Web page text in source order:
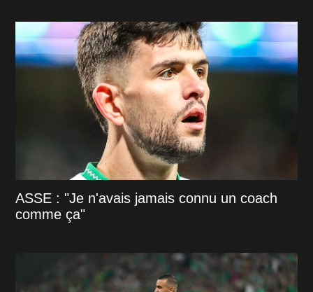
ASSE : "Je n'avais jamais connu un coach
comme ça"